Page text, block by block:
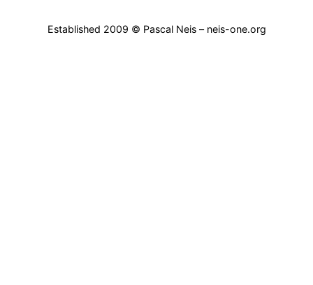
Established 2009 © Pascal Neis – neis-one.org